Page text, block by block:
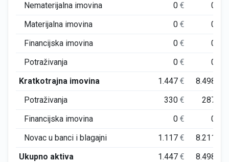
Nematerijalna imovina
0€ 0
Materijalna imovina
0€ 0
Financijska imovina
0€ 0
Potraživanja
0€ 0
Kratkotrajna imovina
1.447€ 8.498
Potraživanja
330€ 287
Financijska imovina
0€ 0
Novac u banci i blagajni
1.117€ 8.211
Ukupno aktiva
1.447€ 8.498